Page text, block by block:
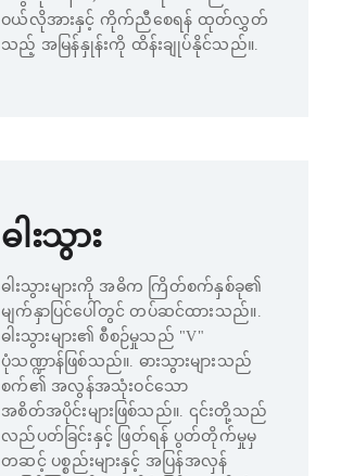
ဝယ်လိုအားနှင့် ကိုက်ညီစေရန် ထုတ်လွှတ်
သည့် အမြန်နှုန်းကို ထိန်းချုပ်နိုင်သည်။.
ဓါးသွား
ဓါးသွားများကို အဓိက ကြိတ်စက်နှစ်ခု၏
မျက်နှာပြင်ပေါ်တွင် တပ်ဆင်ထားသည်။.
ဓါးသွားများ၏ စီစဉ်မှုသည် "V"
ပုံသဏ္ဍာန်ဖြစ်သည်။. ဓားသွားများသည်
စက်၏ အလွန်အသုံးဝင်သော
အစိတ်အပိုင်းများဖြစ်သည်။. ၎င်းတို့သည်
လည်ပတ်ခြင်းနှင့် ဖြတ်ရန် ပွတ်တိုက်မှုမှ
တဆင့် ပစ္စည်းများနှင့် အပြန်အလှန်